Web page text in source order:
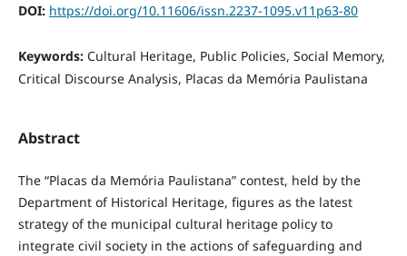
DOI: https://doi.org/10.11606/issn.2237-1095.v11p63-80
Keywords: Cultural Heritage, Public Policies, Social Memory,
Critical Discourse Analysis, Placas da Memória Paulistana
Abstract
The “Placas da Memória Paulistana” contest, held by the
Department of Historical Heritage, figures as the latest
strategy of the municipal cultural heritage policy to
integrate civil society in the actions of safeguarding and